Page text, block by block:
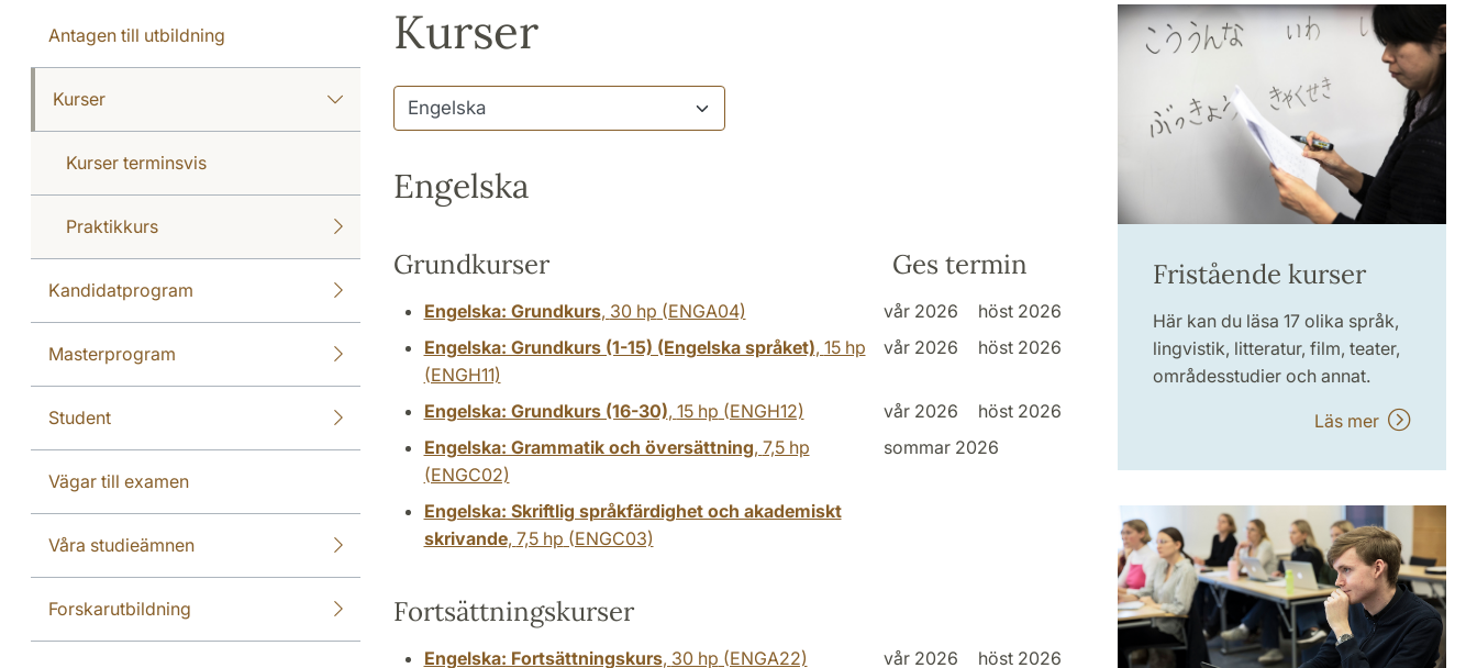
Antagen till utbildning
Kurser
Kurser terminsvis
Praktikkurs
Kandidatprogram
Masterprogram
Student
Vägar till examen
Våra studieämnen
Forskarutbildning
Kurser
Engelska
Grundkurser Ges termin
Engelska: Grundkurs, 30 hp (ENGA04) vår 2026
höst 2026
Engelska: Grundkurs (1-15) (Engelska språket), 15 hp
(ENGH11)
vår 2026 höst 2026
Engelska: Grundkurs (16-30), 15 hp (ENGH12) vår 2026
höst 2026
Engelska: Grammatik och översättning, 7,5 hp
(ENGC02)
sommar 2026
Engelska: Skriftlig språkfärdighet och akademiskt
skrivande, 7,5 hp (ENGC03)
Fortsättningskurser
Engelska: Fortsättningskurs, 30 hp (ENGA22) vår 2026
höst 2026
Fristående kurser
Här kan du läsa 17 olika språk,
lingvistik, litteratur, film, teater,
områdesstudier och annat.
Läs mer